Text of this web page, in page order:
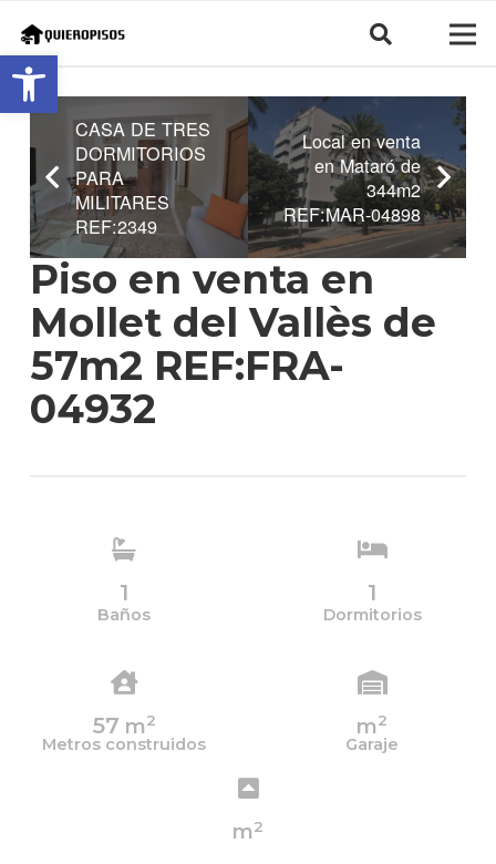
Abrir barra de herramientas
CASA DE TRES
DORMITORIOS
PARA
MILITARES
REF:2349
Local en venta
en Mataró de
344m2
REF:MAR-04898
Piso en venta en
Mollet del Vallès de
57m2 REF:FRA-
04932
1
Baños
1
Dormitorios
57 m2
Metros construidos
m2
Garaje
m2